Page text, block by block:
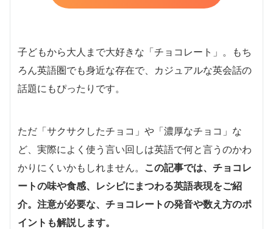
子どもから大人まで大好きな「チョコレート」。もち
ろん英語圏でも身近な存在で、カジュアルな英会話の
話題にもぴったりです。
ただ「サクサクしたチョコ」や「濃厚なチョコ」な
ど、実際によく使う言い回しは英語で何と言うのかわ
かりにくいかもしれません。 この記事では、チョコレ
ートの味や食感、レシピにまつわる英語表現をご紹
介。注意が必要な、チョコレートの発音や数え方のポ
イントも解説します。